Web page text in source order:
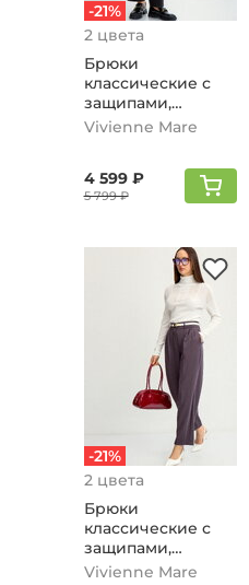
-21%
2 цвета
Брюки
классические с
защипами,
черный
Vivienne Mare
4 599 ₽
5 799 ₽
-21%
2 цвета
Брюки
классические с
защипами,
кофейный
Vivienne Mare